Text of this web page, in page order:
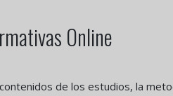
Online
de los estudios, la